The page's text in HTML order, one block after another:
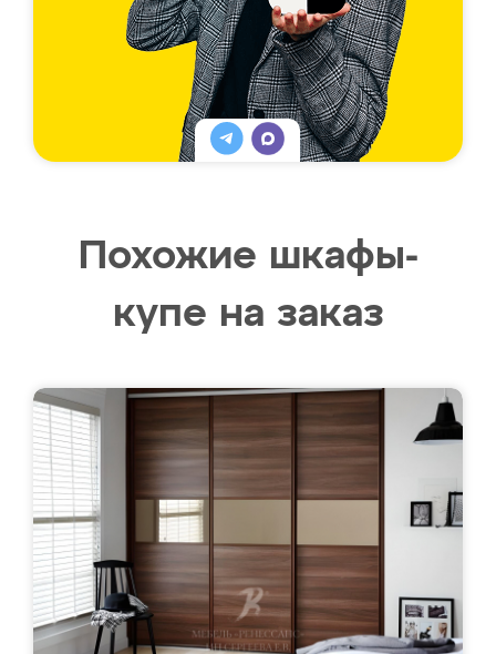
Похожие шкафы-
купе на заказ